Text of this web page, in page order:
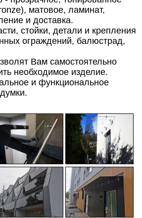
матовое, ламинат,
и доставка.
стойки, детали и крепления
ограждений, балюстрад,
Вам самостоятельно
необходимое изделие.
и функциональное